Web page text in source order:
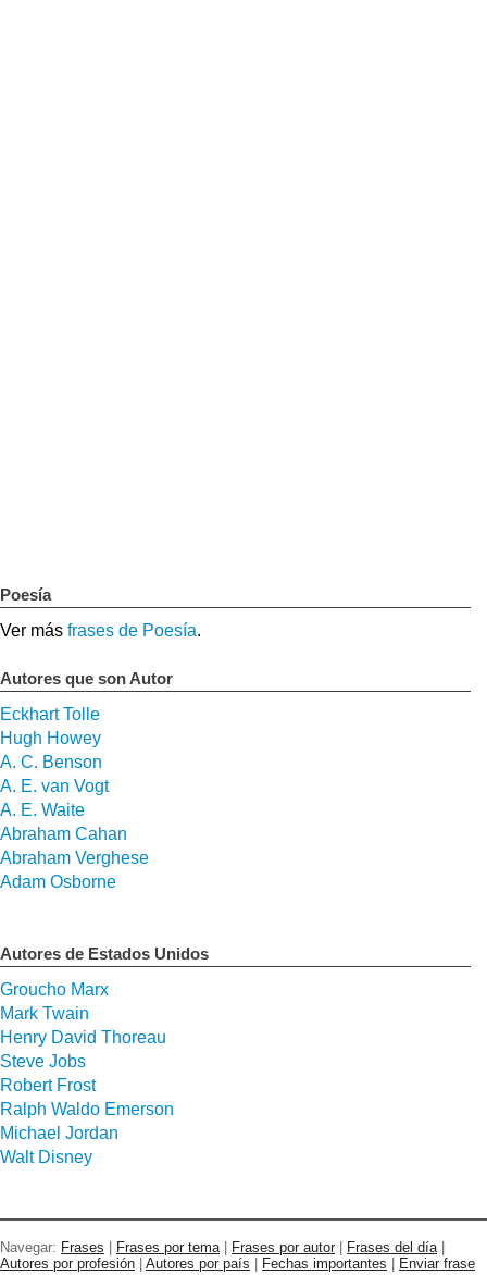
Poesía
Ver más frases de Poesía.
Autores que son Autor
Eckhart Tolle
Hugh Howey
A. C. Benson
A. E. van Vogt
A. E. Waite
Abraham Cahan
Abraham Verghese
Adam Osborne
Autores de Estados Unidos
Groucho Marx
Mark Twain
Henry David Thoreau
Steve Jobs
Robert Frost
Ralph Waldo Emerson
Michael Jordan
Walt Disney
Navegar: Frases Frases por tema| Frases por autor Frases del día|
Autores por profesión
Autores por país Fechas importantes Enviar frase